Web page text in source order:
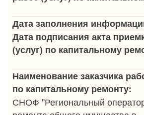
Дата заполнения
Дата подписания акта
(услуг) по капитальному
Наименование заказчика
по капитальному ремонту:
СНОФ "Региональный